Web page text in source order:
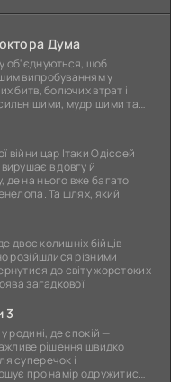
Дума
об'єднуються, щоб
випробуванням у
битв, болючих втрат і
мудрішими та
війни цар Ітаки Одіссей
в довгу й
на нього вже багато
Та шлях, який
двоє колишніх бійців
розійшлися різними
до світу жорстоких
загадкової
3
родині, де спокій —
рішення швидко
суперечок і
про намір одружитися,